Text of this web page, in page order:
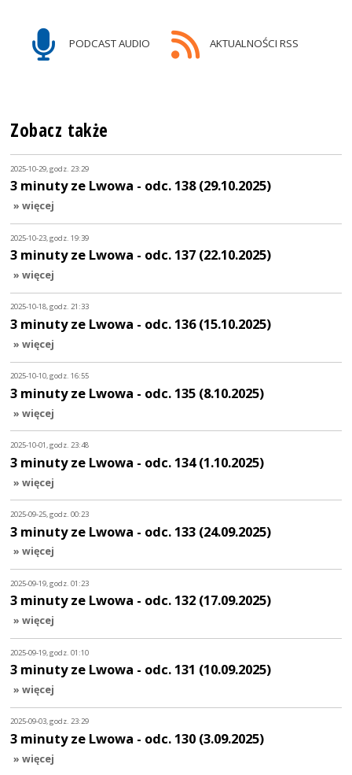
PODCAST AUDIO AKTUALNOŚCI RSS
Zobacz także
2025-10-29, godz. 23:29
3 minuty ze Lwowa - odc. 138 (29.10.2025)
» więcej
2025-10-23, godz. 19:39
3 minuty ze Lwowa - odc. 137 (22.10.2025)
» więcej
2025-10-18, godz. 21:33
3 minuty ze Lwowa - odc. 136 (15.10.2025)
» więcej
2025-10-10, godz. 16:55
3 minuty ze Lwowa - odc. 135 (8.10.2025)
» więcej
2025-10-01, godz. 23:48
3 minuty ze Lwowa - odc. 134 (1.10.2025)
» więcej
2025-09-25, godz. 00:23
3 minuty ze Lwowa - odc. 133 (24.09.2025)
» więcej
2025-09-19, godz. 01:23
3 minuty ze Lwowa - odc. 132 (17.09.2025)
» więcej
2025-09-19, godz. 01:10
3 minuty ze Lwowa - odc. 131 (10.09.2025)
» więcej
2025-09-03, godz. 23:29
3 minuty ze Lwowa - odc. 130 (3.09.2025)
» więcej